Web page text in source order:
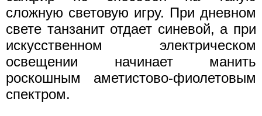
сложную световую игру. При дневном
свете танзанит отдает синевой, а при
искусственном электрическом
освещении начинает манить
роскошным аметистово-фиолетовым
спектром.